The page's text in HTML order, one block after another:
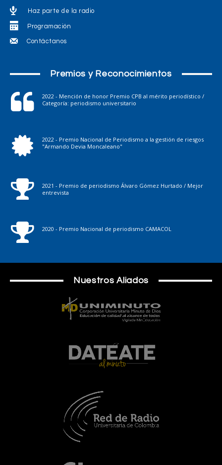
Haz parte de la radio
Programación
Contáctanos
Premios y Reconocimientos
2022 - Mención de honor Premio CPB al mérito periodístico /
Categoría: periodismo universitario
2022 - Premio Nacional de Periodismo a la gestión de riesgos
"Armando Devia Moncaleano"
2021 - Premio de periodismo Álvaro Gómez Hurtado / Mejor
entrevista
2020 - Premio Nacional de periodismo CAMACOL
Nuestros Aliados